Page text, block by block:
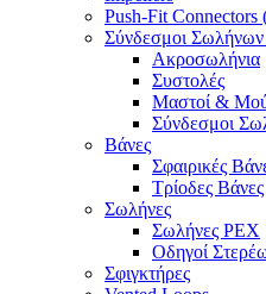
Push-Fit Connectors
Σύνδεσμοι
Ακροσωλήνια
Συστολές
Μαστοί &
Σύνδεσμοι
Βάνες
Σφαιρικές
Τρίοδες Βάνες
Σωλήνες
Σωλήνες PEX
Οδηγοί
Σφιγκτήρες